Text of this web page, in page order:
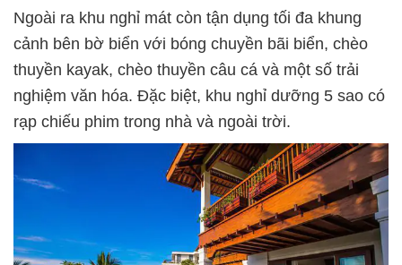
Ngoài ra khu nghỉ mát còn tận dụng tối đa khung
cảnh bên bờ biển với bóng chuyền bãi biển, chèo
thuyền kayak, chèo thuyền câu cá và một số trải
nghiệm văn hóa. Đặc biệt, khu nghỉ dưỡng 5 sao có
rạp chiếu phim trong nhà và ngoài trời.